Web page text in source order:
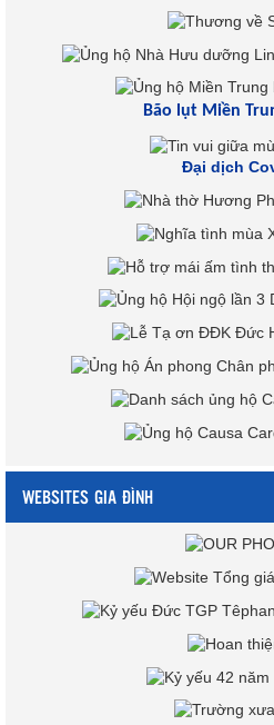
Bão lụt Miền
Đại dịch
WEBSITES GIA ĐÌNH